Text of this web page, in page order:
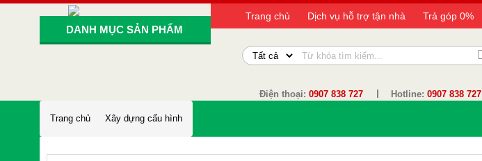
DANH MỤC SẢN PHẨM
Trang chủ Dịch vụ hỗ trợ tận nhà Trả góp 0%
Điện thoại: 0907 838 727 Hotline: 0907 838 727
Trang chủ Xây dựng cấu hình